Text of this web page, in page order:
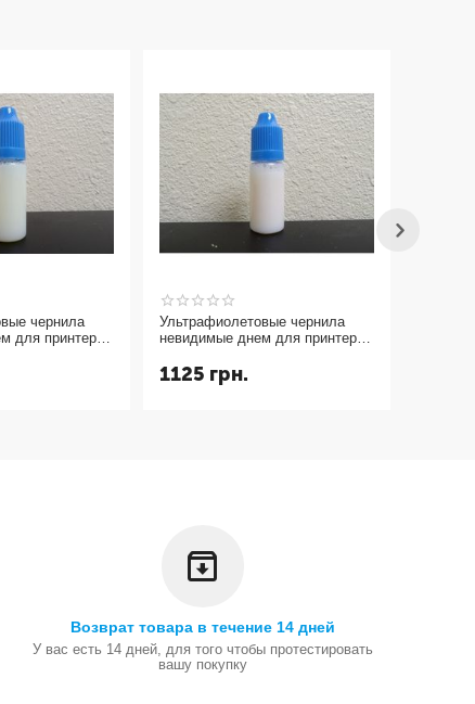
чернила
для принтера
Ультрафиолетовые чернила
невидимые днем для принтера
пурпурный magenta 10мл.
1125 грн.
Возврат товара в течение 14 дней
У вас есть 14 дней, для того чтобы протестировать
вашу покупку